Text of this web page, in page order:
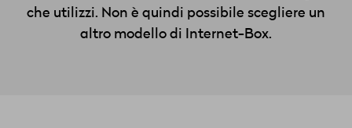
che utilizzi. Non è quindi possibile scegliere un
altro modello di Internet-Box.